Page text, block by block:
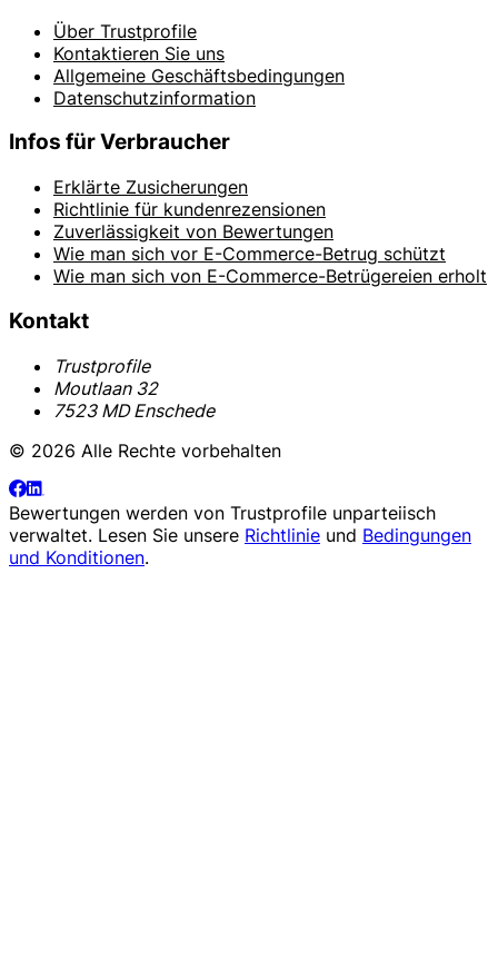
Über Trustprofile
Kontaktieren Sie uns
Allgemeine Geschäftsbedingungen
Datenschutzinformation
Infos für Verbraucher
Erklärte Zusicherungen
Richtlinie für kundenrezensionen
Zuverlässigkeit von Bewertungen
Wie man sich vor E-Commerce-Betrug schützt
Wie man sich von E-Commerce-Betrügereien erholt
Kontakt
Trustprofile
Moutlaan 32
7523 MD Enschede
© 2026 Alle Rechte vorbehalten
Bewertungen werden von Trustprofile unparteiisch
verwaltet. Lesen Sie unsere Richtlinie und Bedingungen
und Konditionen.